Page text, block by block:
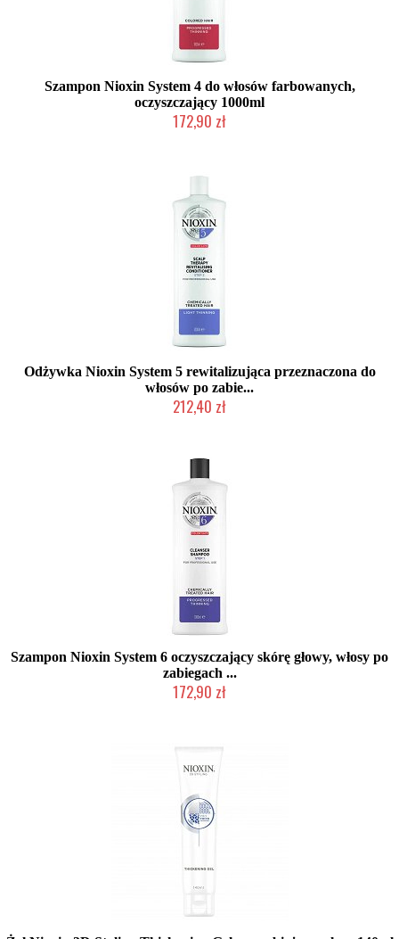
Szampon Nioxin System 4 do włosów farbowanych,
oczyszczający 1000ml
172,90 zł
Odżywka Nioxin System 5 rewitalizująca przeznaczona do
włosów po zabie...
212,40 zł
Szampon Nioxin System 6 oczyszczający skórę głowy, włosy po
zabiegach ...
172,90 zł